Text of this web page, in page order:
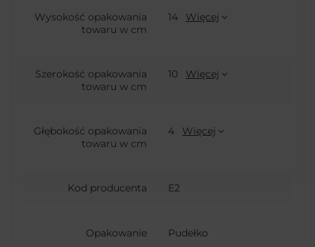
Wysokość opakowania
towaru w cm
14 Więcej
Szerokość opakowania
towaru w cm
10 Więcej
Głębokość opakowania
towaru w cm
4 Więcej
Kod producenta E2
Opakowanie Pudełko